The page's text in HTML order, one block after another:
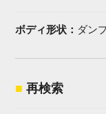
ボディ形状： ダン
再検索